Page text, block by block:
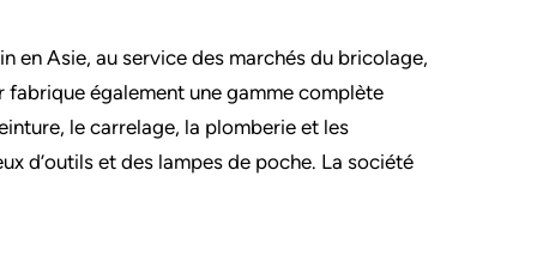
en Asie, au service des marchés du bricolage,
également une gamme complète
le carrelage, la plomberie et les
d’outils et des lampes de poche. La société